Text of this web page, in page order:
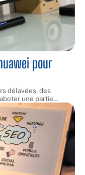
pour
délavées, des
une partie…